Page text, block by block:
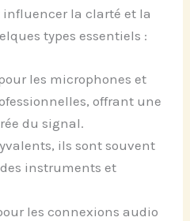
la clarté et la
types essentiels :
les microphones et
offrant une
du signal.
ils sont souvent
instruments et
les connexions audio